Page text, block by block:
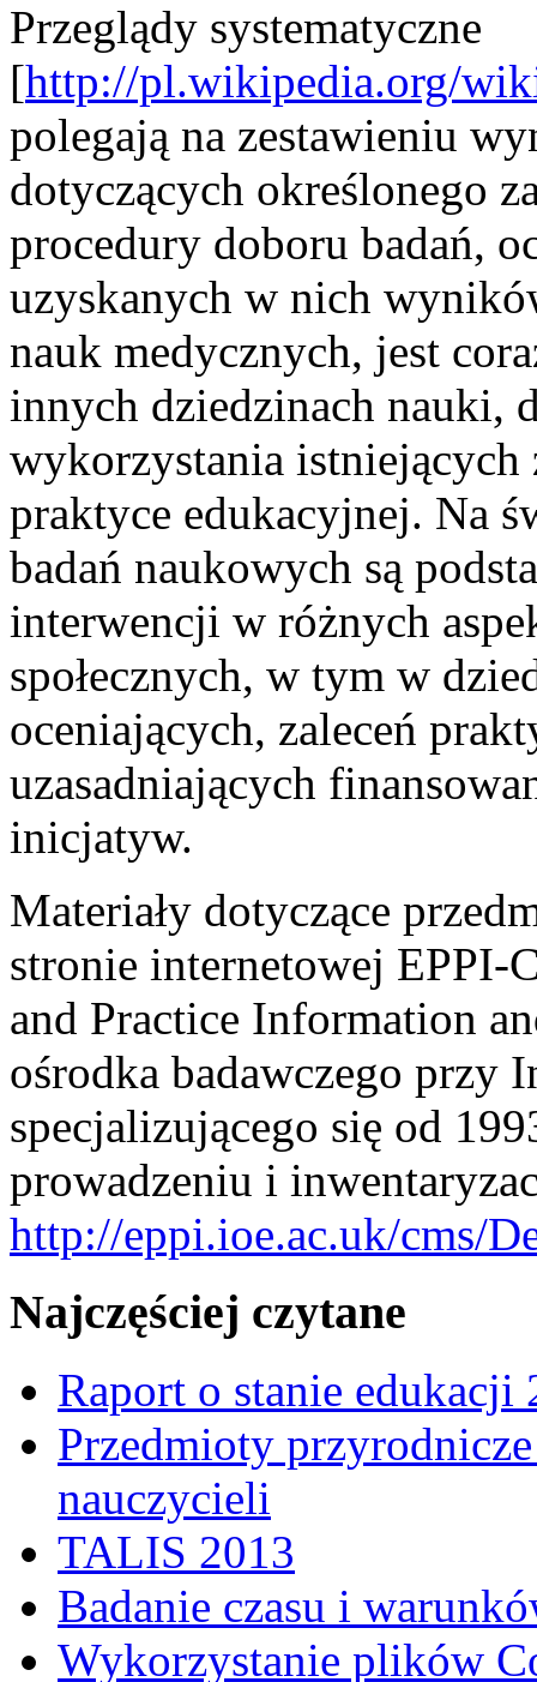
Przeglądy systematyczne
[http://pl.wikipedia.org/
polegają na zestawieniu
dotyczących określonego
procedury doboru badań,
uzyskanych w nich
nauk medycznych, jest
innych dziedzinach nauki,
wykorzystania
praktyce edukacyjnej. Na
badań naukowych są
interwencji w różnych
społecznych, w tym w
oceniających, zaleceń
uzasadniających
inicjatyw.
Materiały dotyczące
stronie internetowej EPPI-
and Practice Information
ośrodka badawczego przy
specjalizującego się od
prowadzeniu i
http://eppi.ioe.ac.uk/cms/
Najczęściej czytane
Raport o stanie edukacji
Przedmioty
nauczycieli
TALIS 2013
Badanie czasu i
Wykorzystanie plików